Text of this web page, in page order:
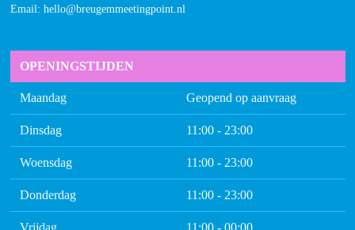
Email: hello@breugemmeetingpoint.nl
OPENINGSTIJDEN
Maandag Geopend op aanvraag
Dinsdag 11:00 - 23:00
Woensdag 11:00 - 23:00
Donderdag 11:00 - 23:00
Vrijdag 11:00 - 00:00